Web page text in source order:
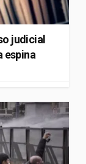
judicial
espina